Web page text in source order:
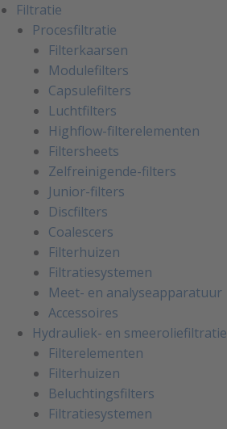
Filtratie
Procesfiltratie
Filterkaarsen
Modulefilters
Capsulefilters
Luchtfilters
Highflow-filterelementen
Filtersheets
Zelfreinigende-filters
Junior-filters
Discfilters
Coalescers
Filterhuizen
Filtratiesystemen
Meet- en analyseapparatuur
Accessoires
Hydrauliek- en smeeroliefiltratie
Filterelementen
Filterhuizen
Beluchtingsfilters
Filtratiesystemen